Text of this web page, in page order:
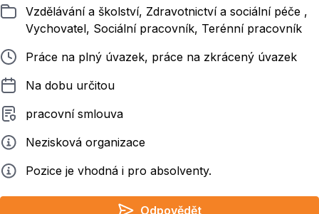
ZařazenoVzdělávání a školství, Zdravotnictví a sociální péče ,
Vychovatel, Sociální pracovník, Terénní pracovník
Typ pracovního poměru
Práce na plný úvazek, práce na zkrácený úvazek
Délka pracovního poměru
Na dobu určitou
Typ smluvního vztahu
pracovní smlouva
ZadavatelNezisková organizace
Info Pozice je vhodná i pro absolventy.
Odpovědět